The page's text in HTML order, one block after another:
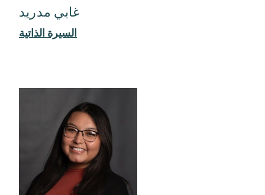
غابي مدريد
السيرة الذاتية